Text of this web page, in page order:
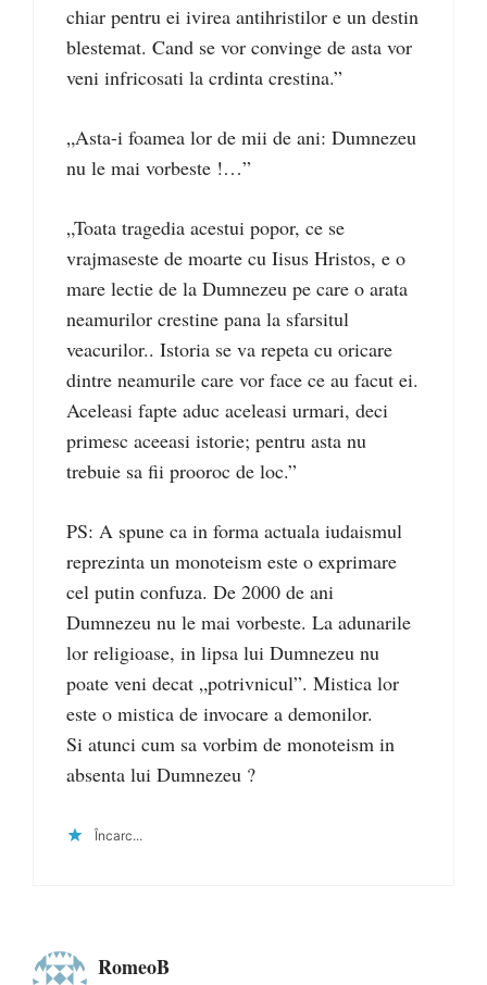
chiar pentru ei ivirea antihristilor e un destin
blestemat. Cand se vor convinge de asta vor
veni infricosati la crdinta crestina.”
„Asta-i foamea lor de mii de ani: Dumnezeu
nu le mai vorbeste !…”
„Toata tragedia acestui popor, ce se
vrajmaseste de moarte cu Iisus Hristos, e o
mare lectie de la Dumnezeu pe care o arata
neamurilor crestine pana la sfarsitul
veacurilor.. Istoria se va repeta cu oricare
dintre neamurile care vor face ce au facut ei.
Aceleasi fapte aduc aceleasi urmari, deci
primesc aceeasi istorie; pentru asta nu
trebuie sa fii prooroc de loc.”
PS: A spune ca in forma actuala iudaismul
reprezinta un monoteism este o exprimare
cel putin confuza. De 2000 de ani
Dumnezeu nu le mai vorbeste. La adunarile
lor religioase, in lipsa lui Dumnezeu nu
poate veni decat „potrivnicul”. Mistica lor
este o mistica de invocare a demonilor.
Si atunci cum sa vorbim de monoteism in
absenta lui Dumnezeu ?
Încarc...
RomeoB